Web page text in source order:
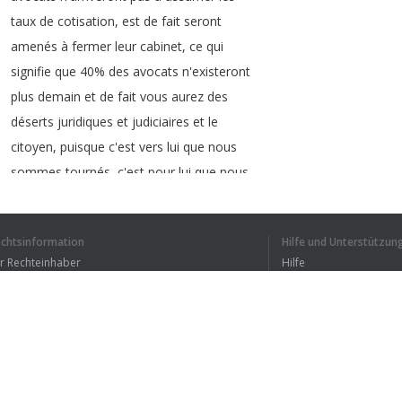
taux de cotisation, est de fait seront
amenés à fermer leur cabinet, ce qui
signifie que 40% des avocats n'existeront
plus demain et de fait vous aurez des
déserts juridiques et judiciaires et le
citoyen, puisque c'est vers lui que nous
sommes tournés c'est pour lui que nous
pour assurer
donc,justice en danger!
Rechteinhaber
Hilfe und
Hilfe